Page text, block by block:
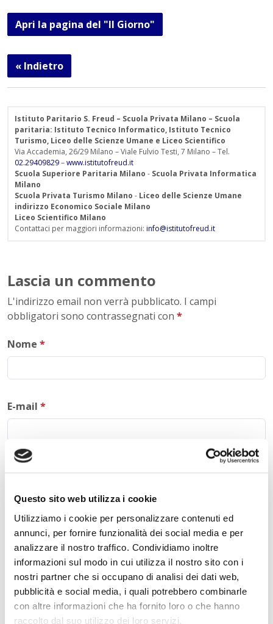
Questo sito web utilizza i cookie
Utilizziamo i cookie per personalizzare contenuti ed
annunci, per fornire funzionalità dei social media e per
analizzare il nostro traffico. Condividiamo inoltre
informazioni sul modo in cui utilizza il nostro sito con i
nostri partner che si occupano di analisi dei dati web,
pubblicità e social media, i quali potrebbero combinarle
con altre informazioni che ha fornito loro o che hanno
raccolto dal suo utilizzo dei loro servizi.
Apri la pagina del "Il Giorno"
« Indietro
Istituto Paritario S. Freud – Scuola Privata Milano – Scuola
paritaria: Istituto Tecnico Informatico, Istituto Tecnico
Turismo, Liceo delle Scienze Umane e Liceo Scientifico
Via Accademia, 26/29 Milano – Viale Fulvio Testi, 7 Milano – Tel.
02.29409829–www.istitutofreud.it
Scuola Superiore Paritaria Milano - Scuola Privata Informatica
Milano
Scuola Privata Turismo Milano - Liceo delle Scienze Umane
indirizzo Economico Sociale Milano
Liceo Scientifico Milano
Contattaci per maggiori informazioni: info@istitutofreud.it
Lascia un commento
L'indirizzo email non verrà pubblicato. I campi
obbligatori sono contrassegnati con *
Nome *
E-mail *
Acconsento al trattamento deidati personali